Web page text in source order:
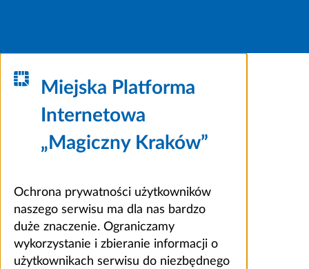
Miejska Platforma
Internetowa
„Magiczny Kraków”
Ochrona prywatności użytkowników
naszego serwisu ma dla nas bardzo
duże znaczenie. Ograniczamy
wykorzystanie i zbieranie informacji o
użytkownikach serwisu do niezbędnego